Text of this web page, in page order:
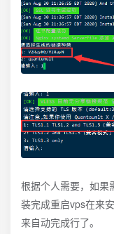
根据个人需要，如果
装完成重启vps在来
来自动完成行了。